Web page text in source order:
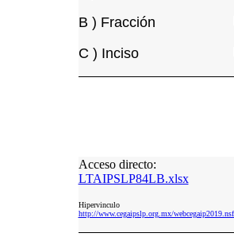
B ) Fracción
C ) Inciso
Acceso directo:
LTAIPSLP84LB.xlsx
Hipervinculo
http://www.cegaipslp.org.mx/